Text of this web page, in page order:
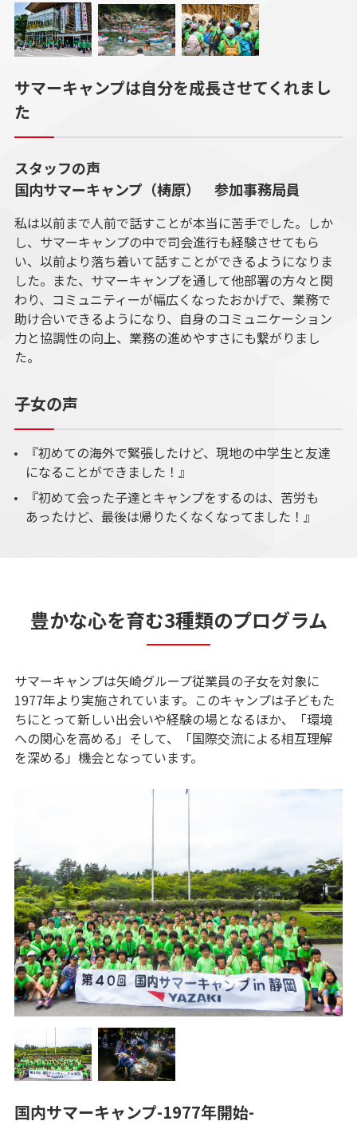
サマーキャンプは自分を成長させてくれまし
た
スタッフの声
国内サマーキャンプ（梼原）​ 参加事務局員​​​
私は以前まで人前で話すことが本当に苦手でした。しか
し、サマーキャンプの中で司会進行も経験させてもら
い、以前より落ち着いて話すことができるようになりま
した。また、サマーキャンプを通して他部署の方々と関
わり、コミュニティーが幅広くなったおかげで、業務で
助け合いできるようになり、自身のコミュニケーション
力と協調性の向上、業務の進めやすさにも繋がりまし
た。​
子女の声​
『初めての海外で緊張したけど、現地の中学生と友達
になることができました！』​
『初めて会った子達とキャンプをするのは、​苦労も
あったけど、最後は帰りたくなくなってました！』​
豊かな心を育む3種類のプログラム​
サマーキャンプは矢崎グループ従業員の子女を対象に​
1977年より実施されています。このキャンプは子どもた
ちにとって​新しい出会いや経験の場となるほか、「環境
への関心を高める」​そして、「国際交流による相互理解
を深める」機会となっています。​
国内サマーキャンプ-1977年開始-